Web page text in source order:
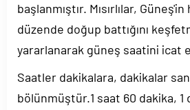
başlanmıştır. Mısırlılar,
düzende doğup battığını
yararlanarak güneş saatini icat
Saatler dakikalara, dakikalar
bölünmüştür.1 saat 60 dakika, 1